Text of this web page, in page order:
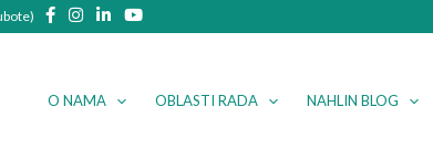
O NAMA OBLASTI RADA NAHLIN BLOG